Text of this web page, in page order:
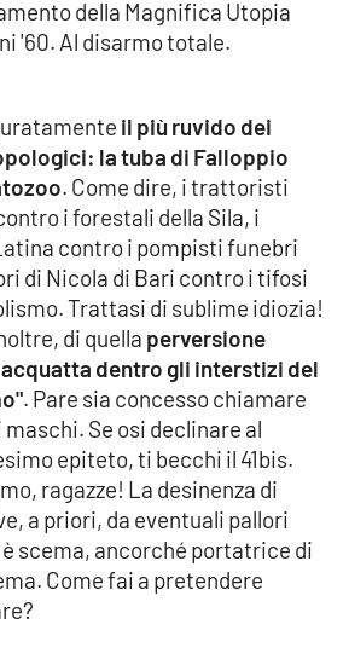
della Magnifica Utopia
'60. Al disarmo totale.
il più ruvido dei
la tuba di Falloppio
. Come dire, i trattoristi
i forestali della Sila, i
contro i pompisti funebri
di Nicola di Bari contro i tifosi
Trattasi di sublime idiozia!
di quella perversione
dentro gli interstizi del
. Pare sia concesso chiamare
Se osi declinare al
epiteto, ti becchi il 41bis.
ragazze! La desinenza di
a priori, da eventuali pallori
è scema, ancorché portatrice di
Come fai a pretendere